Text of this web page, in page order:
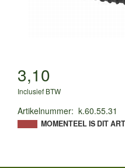
3,10
Inclusief BTW
Artikelnummer: k.60.55.31
MOMENTEEL IS DIT